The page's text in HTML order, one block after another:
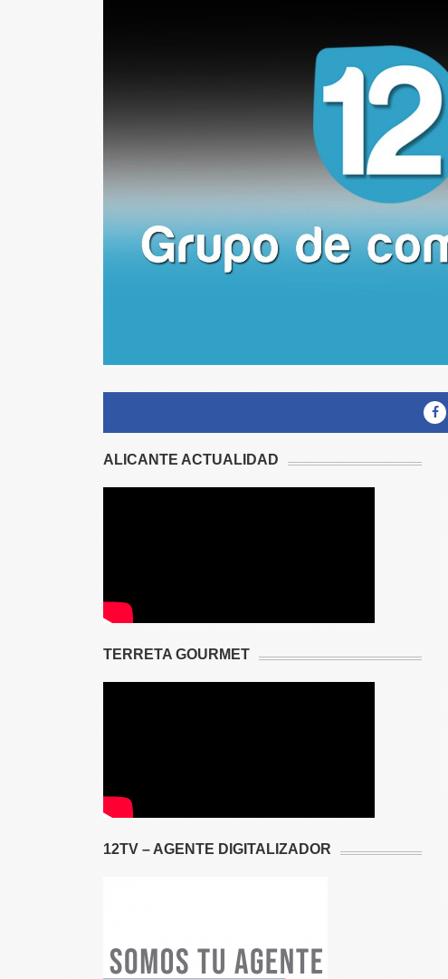
ALICANTE ACTUALIDAD
TERRETA GOURMET
12TV – AGENTE DIGITALIZADOR